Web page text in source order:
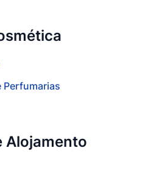
Perfumarias
Alojamento